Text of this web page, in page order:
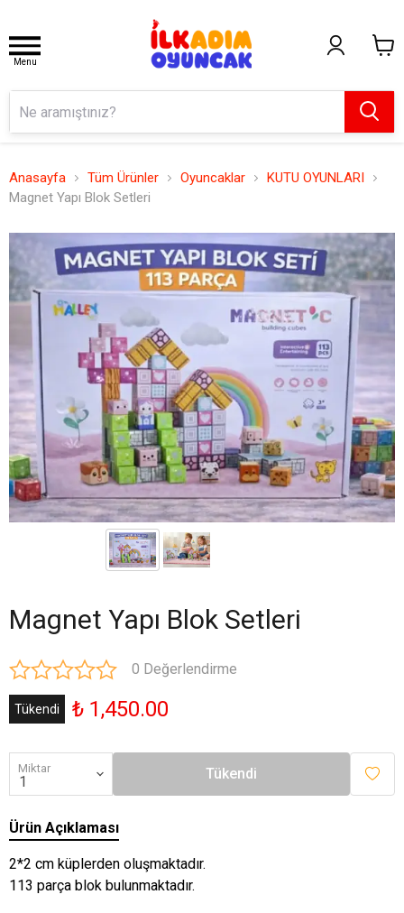
Menu
Anasayfa Tüm Ürünler Oyuncaklar
KUTU OYUNLARI
Magnet Yapı Blok Setleri
Magnet Yapı Blok Setleri
0 Değerlendirme
Tükendi ₺ 1,450.00
Miktar Tükendi
Ürün Açıklaması
2*2 cm küplerden oluşmaktadır.
113 parça blok bulunmaktadır.